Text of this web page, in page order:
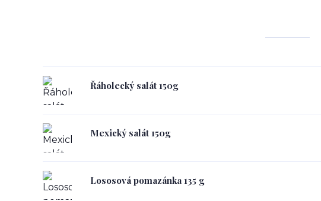
Řáholecký salát 150g
Mexický salát 150g
Lososová pomazánka 135 g